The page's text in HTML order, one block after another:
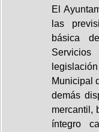
El
las
básica
Municipal
demás
mercantil,
íntegro